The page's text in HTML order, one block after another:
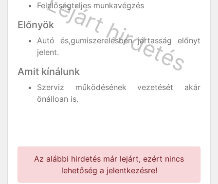
Felelőségteljes munkavégzés
Előnyök
Autó és,gumiszerelésben jártasság előnyt
jelent.
Amit kínálunk
Szerviz működésének vezetését akár
önálloan is.
Az alábbi hirdetés már lejárt, ezért nincs
lehetőség a jelentkezésre!